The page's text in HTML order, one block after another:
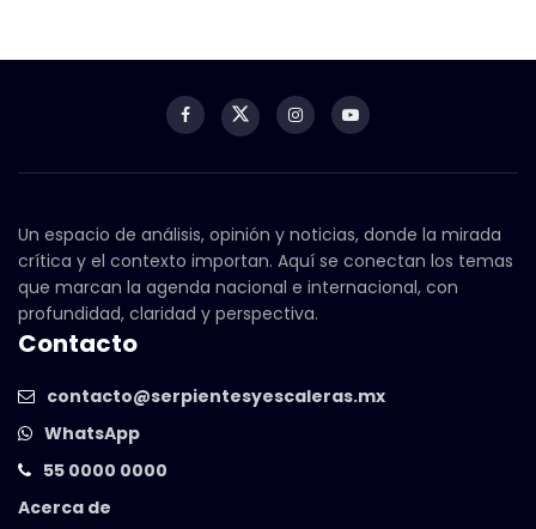
Un espacio de análisis, opinión y noticias, donde la mirada
crítica y el contexto importan. Aquí se conectan los temas
que marcan la agenda nacional e internacional, con
profundidad, claridad y perspectiva.
Contacto
contacto@serpientesyescaleras.mx
WhatsApp
55 0000 0000
Acerca de